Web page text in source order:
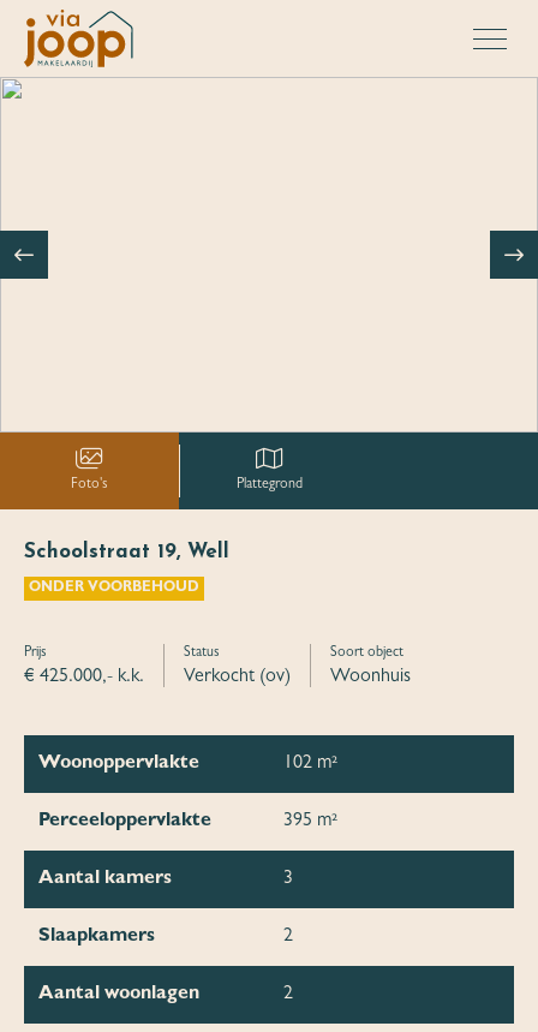
Foto's Plattegrond
Schoolstraat 19, Well
ONDER VOORBEHOUD
Prijs
€ 425.000,- k.k.
Status
Verkocht (ov)
Soort object
Woonhuis
Woonoppervlakte 102 m²
Perceeloppervlakte 395 m²
Aantal kamers 3
Slaapkamers 2
Aantal woonlagen 2